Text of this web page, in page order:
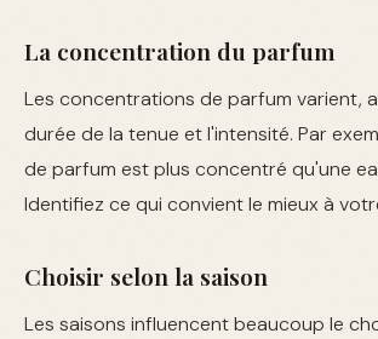
La concentration du parfum
Les concentrations de parfum varient,
durée de la tenue et l'intensité. Par
de parfum est plus concentré qu'une
Identifiez ce qui convient le mieux à
Choisir selon la saison
Les saisons influencent beaucoup le